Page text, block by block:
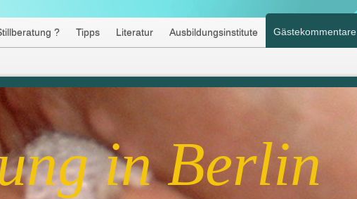
? Tipps Literatur Ausbildungsinstitute Gästekommentare
in Berlin